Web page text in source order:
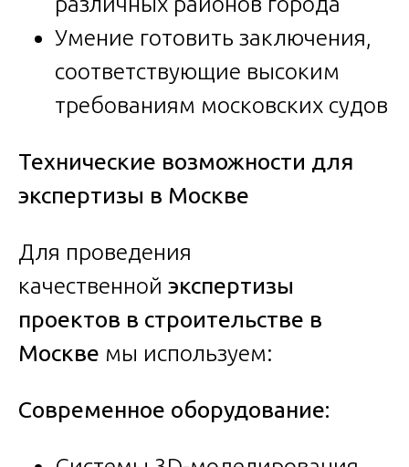
Умение готовить заключения,
соответствующие высоким
требованиям московских судов
Технические возможности для
экспертизы в Москве
Для проведения
качественной экспертизы
проектов в строительстве в
Москве мы используем:
Современное оборудование: